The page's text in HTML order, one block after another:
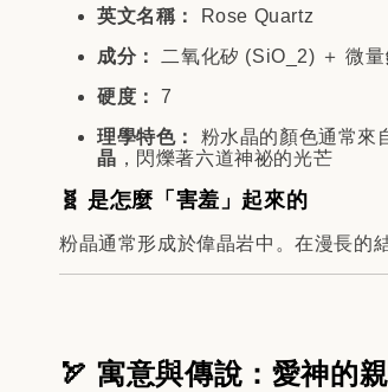
英文名稱：
Rose Quartz
成分：
二氧化矽 (SiO_2) ＋ 微量
硬度：
7
理學特色：
粉水晶的顏色通常來
晶 ，閃爍著六道神祕的光芒
🧬 是怎麼「害羞」起來的
粉晶通常形成於偉晶岩中。在漫長的
🏹 寓意與傳說：愛神的